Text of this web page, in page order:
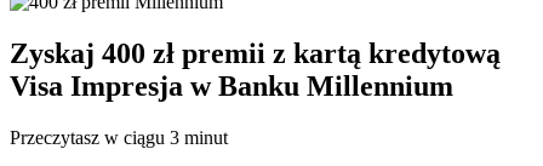
Zyskaj 400 zł premii z kartą kredytową
Visa Impresja w Banku Millennium
Przeczytasz w ciągu 3 minut